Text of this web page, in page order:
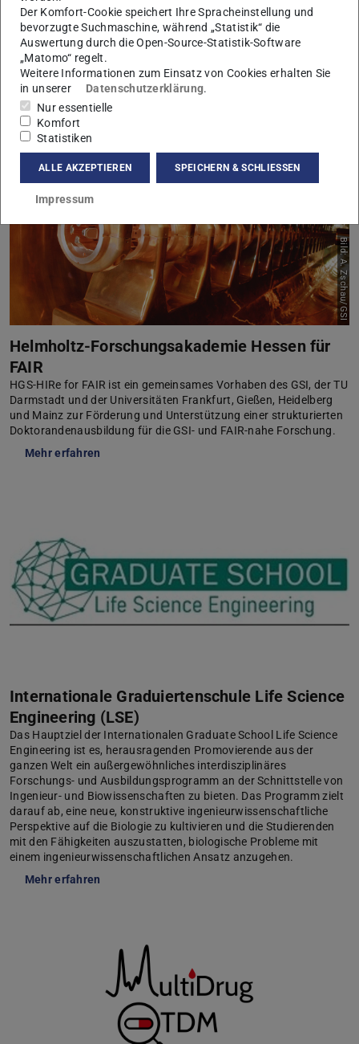
Nachwuchswissenschaftler*nnen im interdisziplinären Feld der
Beschleunigerwissenschaft ausgebildet. Der Schwerpunkt liegt
dabei auf Energy-Recovery Linacs (ERLs): Eine neue und noch
wenig erforschte Klasse von Teilchenbeschleunigern, die die
weitgehende Rückgewinnung der zur Beschleunigung des
Teilchenstrahls aufgewendeten Energie erlauben.
Mehr erfahren
Bild: A. Zschau/GSI
Helmholtz-Forschungsakademie Hessen für
FAIR
HGS-HIRe for FAIR ist ein gemeinsames Vorhaben des GSI, der TU
Darmstadt und der Universitäten Frankfurt, Gießen, Heidelberg
und Mainz zur Förderung und Unterstützung einer strukturierten
Doktorandenausbildung für die GSI- und FAIR-nahe Forschung.
Mehr erfahren
Internationale Graduiertenschule Life Science
Engineering (LSE)
Das Hauptziel der Internationalen Graduate School Life Science
Engineering ist es, herausragenden Promovierende aus der
ganzen Welt ein außergewöhnliches interdisziplinäres
Forschungs- und Ausbildungsprogramm an der Schnittstelle von
Ingenieur- und Biowissenschaften zu bieten. Das Programm zielt
darauf ab, eine neue, konstruktive ingenieurwissenschaftliche
Perspektive auf die Biologie zu kultivieren und die Studierenden
mit den Fähigkeiten auszustatten, biologische Probleme mit
einem ingenieurwissenschaftlichen Ansatz anzugehen.
Mehr erfahren
Der Komfort-Cookie speichert Ihre Spracheinstellung und
bevorzugte Suchmaschine, während „Statistik“ die
Auswertung durch die Open-Source-Statistik-Software
„Matomo“ regelt.
Weitere Informationen zum Einsatz von Cookies erhalten Sie
in unserer
Datenschutzerklärung.
Nur essentielle
Komfort
Statistiken
ALLE AKZEPTIEREN SPEICHERN & SCHLIESSEN
Impressum